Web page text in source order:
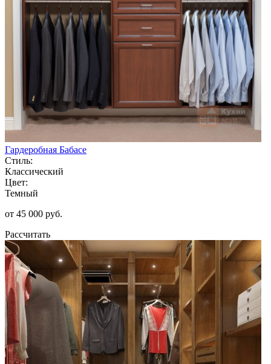
Гардеробная Бабасе
Стиль:
Классический
Цвет:
Темный
от 45 000 руб.
Рассчитать